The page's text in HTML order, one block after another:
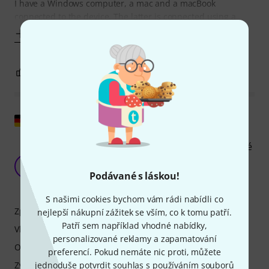
Podávané s láskou!
S našimi cookies bychom vám rádi nabídli co
nejlepší nákupní zážitek se vším, co k tomu patří.
Patří sem například vhodné nabídky,
personalizované reklamy a zapamatování
preferencí. Pokud nemáte nic proti, můžete
jednoduše potvrdit souhlas s používáním souborů
I have a Windows computer, a mac and a macBook
OHLÁSIT HODNOCENÍ
G
Špičkový mixážní pult pro začátečníky i pokročilé
Zpracování
Vlastnosti
Ovládání
Zvuk